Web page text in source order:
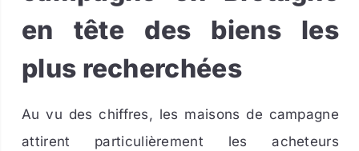
en tête des biens les
plus recherchées
Au vu des chiffres, les maisons de campagne
attirent particulièrement les acheteurs